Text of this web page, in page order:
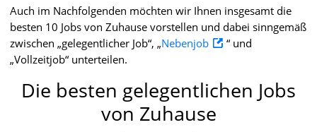
Auch im Nachfolgenden möchten wir Ihnen insgesamt die
besten 10 Jobs von Zuhause vorstellen und dabei sinngemäß
zwischen „gelegentlicher Job“, „Nebenjob
“ und
„Vollzeitjob“ unterteilen.
Die besten gelegentlichen Jobs
von Zuhause